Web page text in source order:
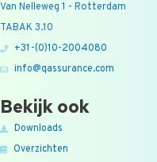
Van Nelleweg 1 - Rotterdam
TABAK 3.10
+31-(0)10-2004080
info@qassurance.com
Bekijk ook
Downloads
Overzichten